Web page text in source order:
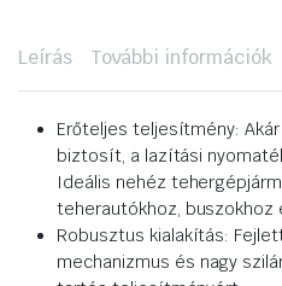
Leírás További információk
Erőteljes teljesítmény:
biztosít, a lazítási
Ideális nehéz
teherautókhoz, buszokhoz
Robusztus kialakítás:
mechanizmus és nagy